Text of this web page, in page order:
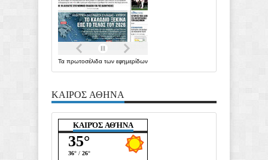
Τα πρωτοσέλιδα των εφημερίδων
ΚΑΙΡΟΣ ΑΘΗΝΑ
ΚΑΙΡΌΣ ΑΘΉΝΑ